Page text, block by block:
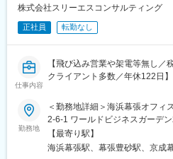
工場では9名の方がおり、30代
直属の上長や先輩社員からのＯ
験やスキルに応じて業務をお任
等、必要に応じて様々な研修体
事にも積極的に実行していく気
■身に付くスキル：
株式会社スリーエスコンサルティング
正社員 転勤なし
仕事内容
【飛び込み営業や架電等無し／
クライアント多数／年休122日】
以上の歴史がある当社にてク
ステム営業を募集いたします。
プしているため、お客様の課題
す。
勤務地
＜勤務地詳細＞海浜幕張オフィ
2-6-1 ワールドビジネスガーデ
動喫煙対策：屋内全面禁煙変更
【最寄り駅】
海浜幕張駅、幕張豊砂駅、京成